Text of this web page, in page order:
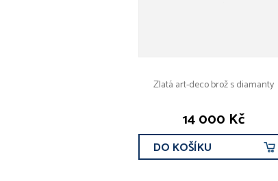
Zlatá art-deco brož s diamanty
14 000 Kč
DO KOŠÍKU